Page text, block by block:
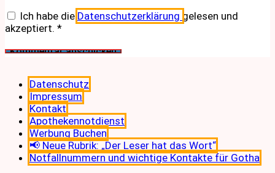
Ich habe die Datenschutzerklärung gelesen und
akzeptiert. *
Datenschutz
Impressum
Kontakt
Apothekennotdienst
Werbung Buchen
📢 Neue Rubrik: „Der Leser hat das Wort“
Notfallnummern und wichtige Kontakte für Gotha